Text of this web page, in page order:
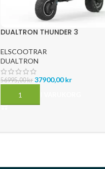
DUALTRON THUNDER 3
ELSCOOTRAR
DUALTRON
56995,00kr 37900,00kr
LÄGG TILL I VARUKORG